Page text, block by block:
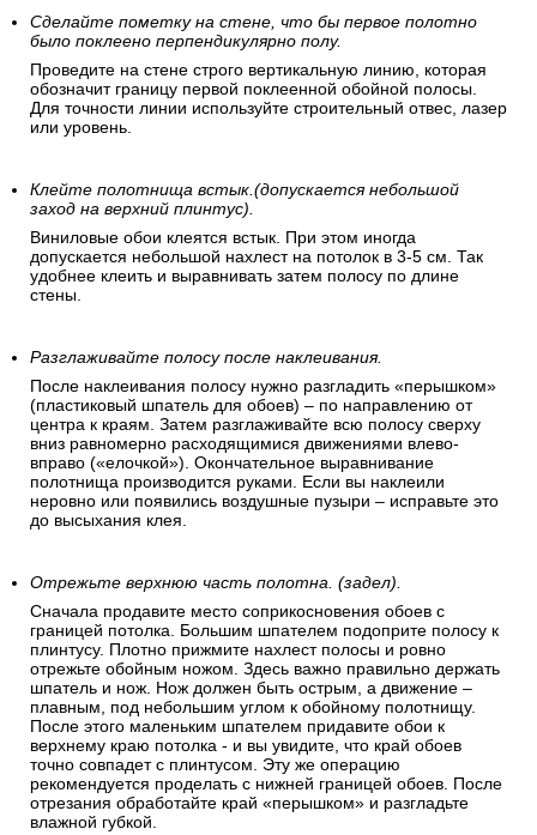
Сделайте пометку на стене, что бы первое полотно
было поклеено перпендикулярно полу.
Проведите на стене строго вертикальную линию, которая
обозначит границу первой поклеенной обойной полосы.
Для точности линии используйте строительный отвес, лазер
или уровень.
Клейте полотнища встык.(допускается небольшой
заход на верхний плинтус).
Виниловые обои клеятся встык. При этом иногда
допускается небольшой нахлест на потолок в 3-5 см. Так
удобнее клеить и выравнивать затем полосу по длине
стены.
Разглаживайте полосу после наклеивания.
После наклеивания полосу нужно разгладить «перышком»
(пластиковый шпатель для обоев) – по направлению от
центра к краям. Затем разглаживайте всю полосу сверху
вниз равномерно расходящимися движениями влево-
вправо («елочкой»). Окончательное выравнивание
полотнища производится руками. Если вы наклеили
неровно или появились воздушные пузыри – исправьте это
до высыхания клея.
Отрежьте верхнюю часть полотна. (задел).
Сначала продавите место соприкосновения обоев с
границей потолка. Большим шпателем подоприте полосу к
плинтусу. Плотно прижмите нахлест полосы и ровно
отрежьте обойным ножом. Здесь важно правильно держать
шпатель и нож. Нож должен быть острым, а движение –
плавным, под небольшим углом к обойному полотнищу.
После этого маленьким шпателем придавите обои к
верхнему краю потолка - и вы увидите, что край обоев
точно совпадет с плинтусом. Эту же операцию
рекомендуется проделать с нижней границей обоев. После
отрезания обработайте край «перышком» и разгладьте
влажной губкой.